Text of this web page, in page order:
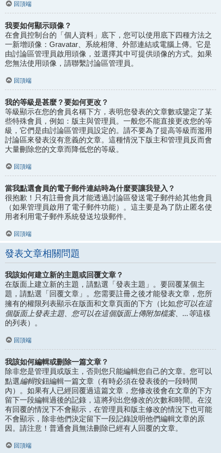
回頂端
我要如何顯示頭像？
在會員控制台的「個人資料」底下，您可以使用底下四種方法之
一新增頭像：Gravatar、系統相簿、外部連結或電腦上傳。它是
由討論區管理員啟用頭像，並選擇其中可提供頭像的方式。如果
您無法使用頭像，請聯繫討論區管理員。
回頂端
我的等級是甚麼？要如何更改？
等級顯示在您的會員名稱下方，表明您發表的文章數或鑒定了某
些特殊會員，例如：版主與管理員。一般您不能直接更改您的等
級，它們是由討論區管理員設定的。請不要為了提高等級而濫用
討論區來發表沒有意義的文章。這種情況下版主和管理員反而會
大量刪除您的文章而降低您的等級。
回頂端
當我點選會員的電子郵件連結時為什麼要讓我登入？
很抱歉！只有註冊會員才能透過討論區發送電子郵件給其他會員
（如果管理員啟用了電子郵件功能）。這主要是為了防止匿名使
用者利用電子郵件系統發送垃圾郵件。
回頂端
發表文章相關問題
我該如何建立新的主題或回覆文章？
在版面上建立新的主題，請點選「發表主題」。要回覆某個主
題，請點選「回覆文章」。您需要註冊之後才能發表文章，您所
擁有的權限列表顯示在版面和文章頁面的下方（比如您可以在這
個版面上發表主題、您可以在這個版面上傳附加檔案、...等這樣
的列表）。
回頂端
我該如何編輯或刪除一篇文章？
除非您是管理員或版主，否則您只能編輯您自己的文章。您可以
點選編輯按鈕編輯一篇文章（有時必須在發表後的一段時間
內）。如果有人已經回覆過這篇文章，您修改後會在文章的下方
留下一段編輯過後的記錄，這將列出您修改的次數和時間。在沒
有回覆的情況下不會顯示，在管理員和版主修改的情況下也可能
不會顯示，除非他們決定留下一段記錄說明他們編輯文章的原
因。請注意！普通會員無法刪除已經有人回覆的文章。
回頂端